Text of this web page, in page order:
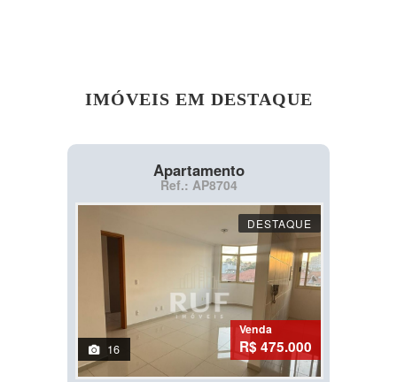
IMÓVEIS EM DESTAQUE
Apartamento
Ref.: AP8704
DESTAQUE
16
Venda
R$ 475.000